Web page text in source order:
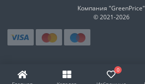
0
Компания "GreenPrice"
© 2021-2026